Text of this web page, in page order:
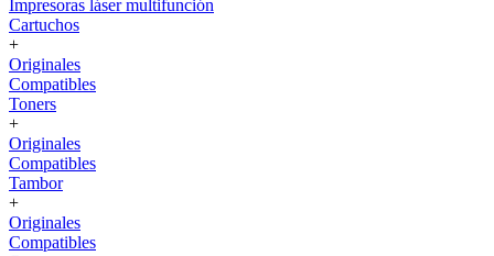
Impresoras láser multifunción
Cartuchos
+
Originales
Compatibles
Toners
+
Originales
Compatibles
Tambor
+
Originales
Compatibles